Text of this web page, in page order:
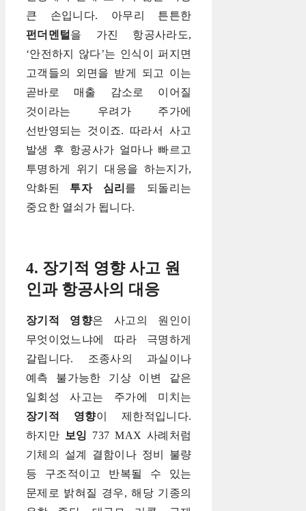
큰 손입니다. 아무리 튼튼한
펀더멘털 을 가진 항공사라도,
‘안전하지 않다’는 인식이 퍼지면
고객들의 외면을 받게 되고 이는
곧바로 매출 감소로 이어질
것이라는 우려가 주가에
선반영되는 것이죠. 따라서 사고
발생 후 항공사가 얼마나 빠르고
투명하게 위기 대응을 하는지가,
악화된 투자 심리 를 되돌리는
중요한 열쇠가 됩니다.
4. 장기적 영향 사고 원
인과 항공사의 대응
장기적 영향은 사고의 원인이
무엇이었느냐에 따라 극명하게
갈립니다. 조종사의 과실이나
예측 불가능한 기상 이변 같은
일회성 사고는 주가에 미치는
장기적 영향이 제한적입니다.
하지만 보잉 737 MAX 사례처럼
기체의 설계 결함이나 정비 불량
등 구조적이고 반복될 수 있는
문제로 밝혀질 경우, 해당 기종의